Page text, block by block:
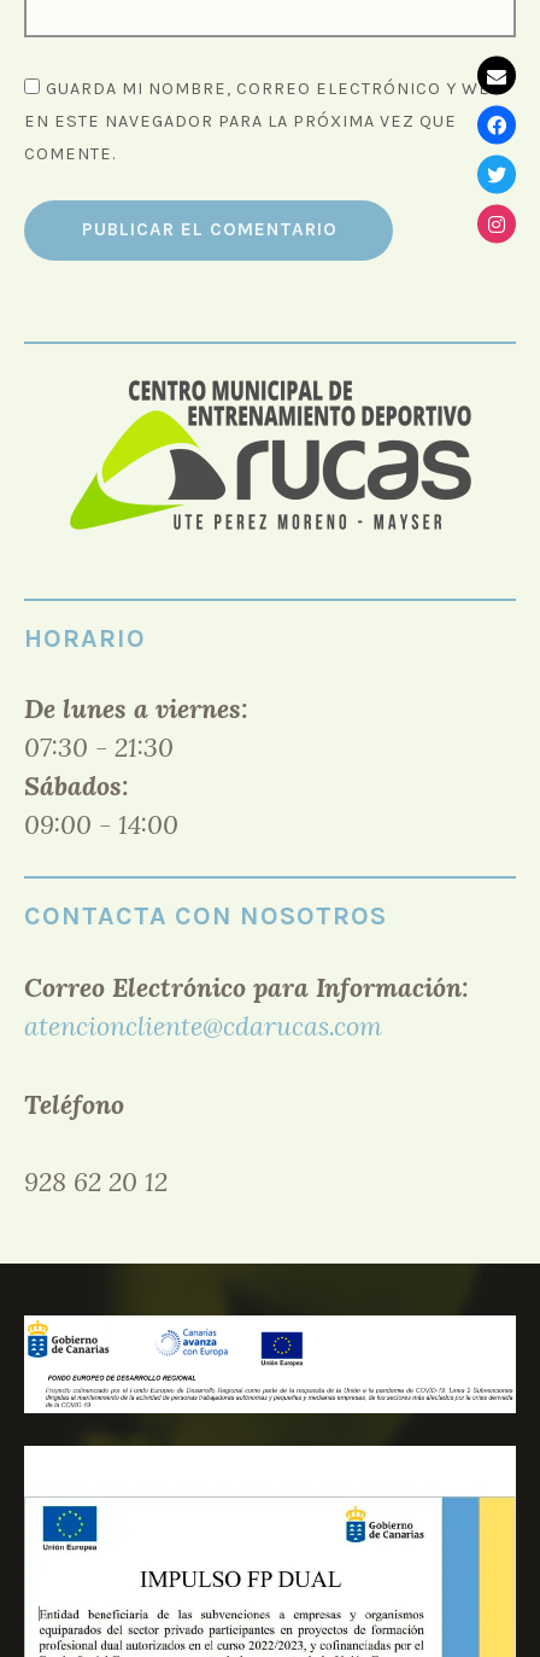
GUARDA MI NOMBRE, CORREO ELECTRÓNICO Y WEB
EN ESTE NAVEGADOR PARA LA PRÓXIMA VEZ QUE
COMENTE.
HORARIO
De lunes a viernes:
07:30 - 21:30
Sábados:
09:00 - 14:00
CONTACTA CON NOSOTROS
Correo Electrónico para Información:
atencioncliente@cdarucas.com
Teléfono
928 62 20 12